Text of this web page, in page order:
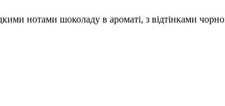
нотами шоколаду в ароматі, з відтінками